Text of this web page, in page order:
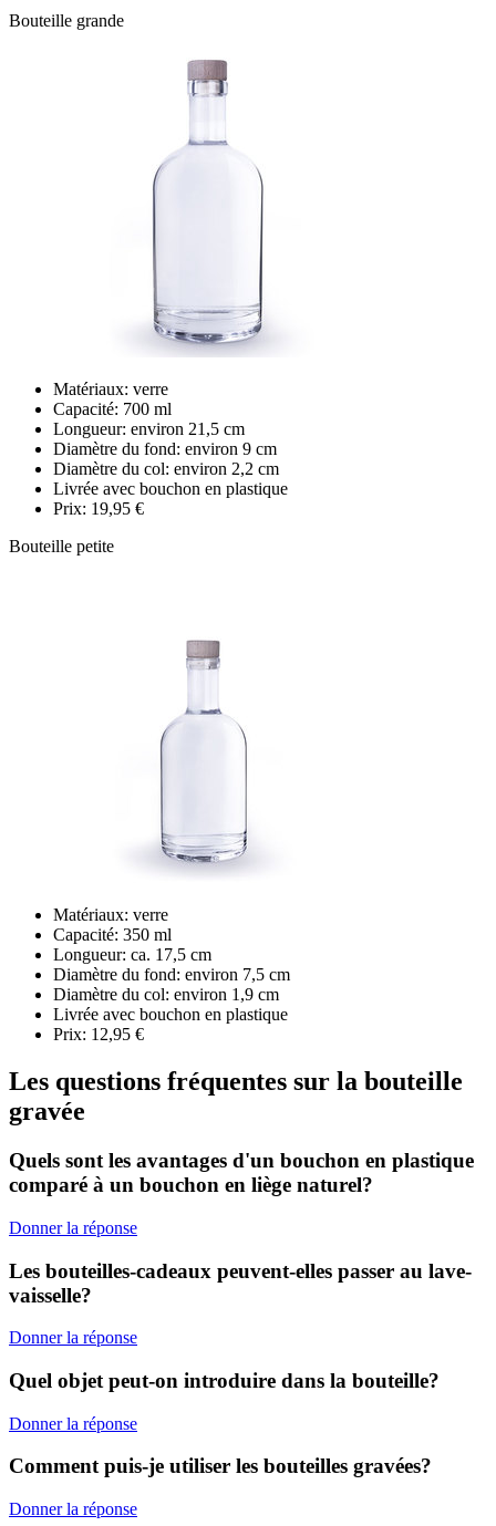
Bouteille grande
Matériaux: verre
Capacité: 700 ml
Longueur: environ 21,5 cm
Diamètre du fond: environ 9 cm
Diamètre du col: environ 2,2 cm
Livrée avec bouchon en plastique
Prix: 19,95 €
Bouteille petite
Matériaux: verre
Capacité: 350 ml
Longueur: ca. 17,5 cm
Diamètre du fond: environ 7,5 cm
Diamètre du col: environ 1,9 cm
Livrée avec bouchon en plastique
Prix: 12,95 €
Les questions fréquentes sur la bouteille
gravée
Quels sont les avantages d'un bouchon en plastique
comparé à un bouchon en liège naturel?
Donner la réponse
Les bouteilles-cadeaux peuvent-elles passer au lave-
vaisselle?
Donner la réponse
Quel objet peut-on introduire dans la bouteille?
Donner la réponse
Comment puis-je utiliser les bouteilles gravées?
Donner la réponse